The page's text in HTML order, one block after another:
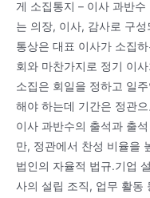
게 소집통지 – 이사 과반
는 의장, 이사, 감사로 구
통상은 대표 이사가 소집
회와 마찬가지로 정기 이
소집은 회일을 정하고 일
해야 하는데 기간은 정관
이사 과반수의 출석과 출
만, 정관에서 찬성 비율을
법인의 자율적 법규.기업
사의 설립 조직, 업무 활동